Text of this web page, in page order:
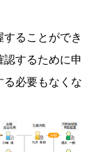
ることができ
するために申
る必要もなくな